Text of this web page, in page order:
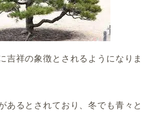
吉祥の象徴とされるようになりま
あるとされており、冬でも青々と